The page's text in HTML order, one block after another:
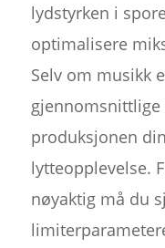
lydstyrken i
optimalisere
Selv om musikk
gjennomsnittlige
produksjonen
lytteopplevelse.
nøyaktig må du